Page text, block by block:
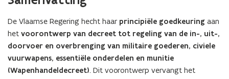
De Vlaamse Regering hecht haar principiële goedkeuring aan
het voorontwerp van decreet tot regeling van de in-, uit-,
doorvoer en overbrenging van militaire goederen, civiele
vuurwapens, essentiële onderdelen en munitie
(Wapenhandeldecreet). Dit voorontwerp vervangt het